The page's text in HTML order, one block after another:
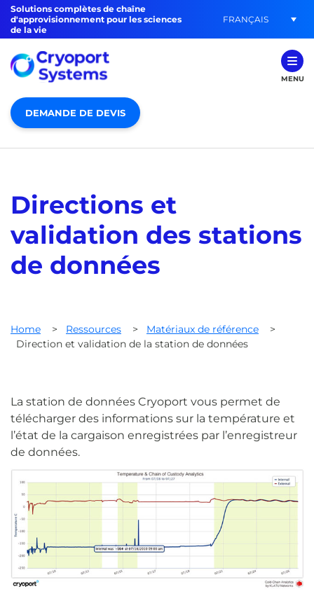
Solutions complètes de chaîne
d'approvisionnement pour les sciences
de la vie
FRANÇAIS
MENU
DEMANDE DE DEVIS
Directions et
validation des stations
de données
Home > Ressources > Matériaux de référence
>
Direction et validation de la station de données
La station de données Cryoport vous permet de
télécharger des informations sur la température et
l’état de la cargaison enregistrées par l’enregistreur
de données.